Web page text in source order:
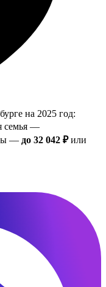
на 2025 год:
семья —
— до 32 042 ₽или